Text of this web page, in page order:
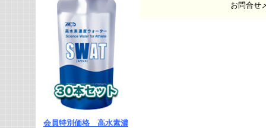
会員特別価格 高水素濃
お問合せ